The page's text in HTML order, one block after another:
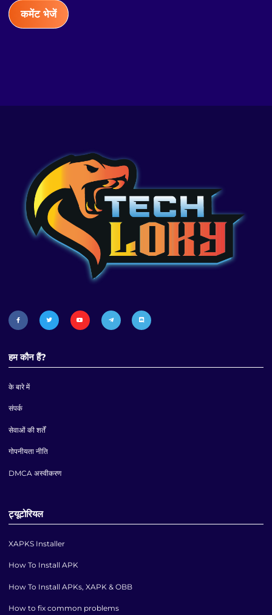
कमेंट भेजें
हम कौन हैं?
के बारे में
संपर्क
सेवाओं की शर्तें
गोपनीयता नीति
DMCA अस्वीकरण
ट्यूटोरियल
XAPKS Installer
How To Install APK
How To Install APKs, XAPK & OBB
How to fix common problems